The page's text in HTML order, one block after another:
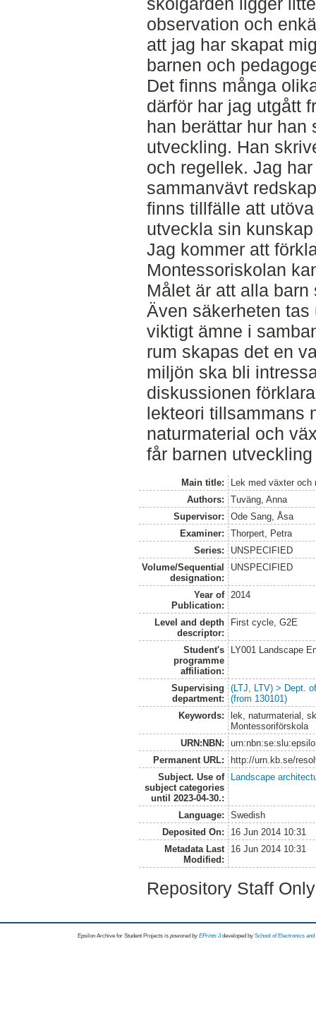
observation och
att jag har skapat
barnen och
Det finns många
därför har jag utgått
han berättar hur han
utveckling. Han
och regellek. Jag
sammanvävt
finns tillfälle att
utveckla sin
Jag kommer att
Montessoriskolan
Målet är att alla
Även säkerheten
viktigt ämne i
rum skapas det en
miljön ska bli
diskussionen
lekteori tillsammans
naturmaterial och
får barnen
Main title:
Lek med växter
Authors:
Tuväng, Anna
Supervisor:
Ode Sang, Åsa
Examiner:
Thorpert, Petra
Series:
UNSPECIFIED
Volume/Sequential
designation:
UNSPECIFIED
Year of
Publication:
2014
Level and depth
descriptor:
First cycle, G2E
Student's
programme
affiliation:
LY001 Landscape
Supervising
department:
(LTJ, LTV) > Dept.
(from 130101)
Keywords:
lek, naturmaterial,
Montessoriförskola
URN:NBN:
Permanent URL:
http://urn.kb.se/
Subject. Use of
subject categories
until 2023-04-30.:
Landscape
Language:
Swedish
Deposited On:
16 Jun 2014 10:31
Metadata Last
Modified:
16 Jun 2014 10:31
Repository Staff
Epsilon Archive for Student Projects is powored byEPrints 3 developed by School of Electronics